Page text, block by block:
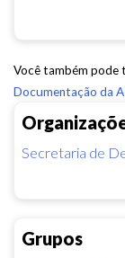
Secretaria de
Grupos
Você também pode
Documentação da